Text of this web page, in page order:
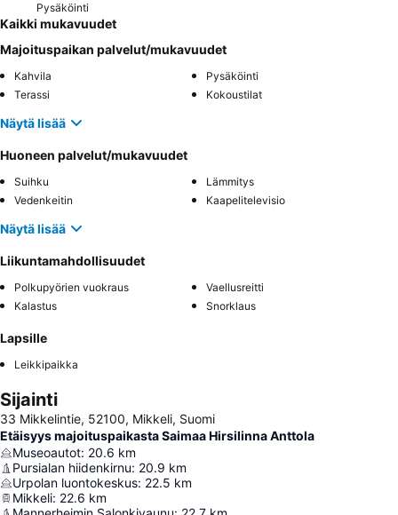
Pysäköinti
Kaikki mukavuudet
Majoituspaikan palvelut/mukavuudet
Kahvila
Pysäköinti
Terassi
Kokoustilat
Näytä lisää
Huoneen palvelut/mukavuudet
Suihku
Lämmitys
Vedenkeitin
Kaapelitelevisio
Näytä lisää
Liikuntamahdollisuudet
Polkupyörien vuokraus
Vaellusreitti
Kalastus
Snorklaus
Lapsille
Leikkipaikka
Sijainti
33 Mikkelintie, 52100, Mikkeli, Suomi
Etäisyys majoituspaikasta Saimaa Hirsilinna Anttola
Museoautot: 20.6 km
Pursialan hiidenkirnu: 20.9 km
Urpolan luontokeskus: 22.5 km
Mikkeli: 22.6 km